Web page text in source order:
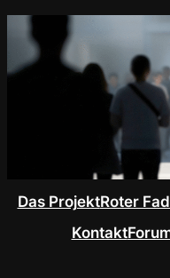
Das ProjektRoter
Kontakt